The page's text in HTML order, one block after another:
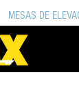
MESAS DE